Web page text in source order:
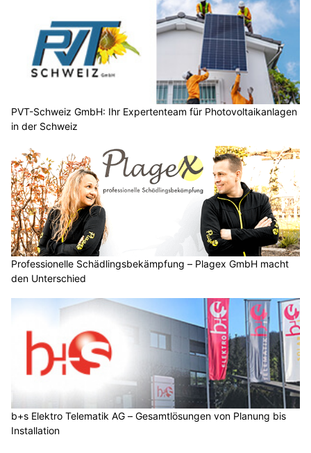
PVT-Schweiz GmbH: Ihr Expertenteam für Photovoltaikanlagen
in der Schweiz
Professionelle Schädlingsbekämpfung – Plagex GmbH macht
den Unterschied
b+s Elektro Telematik AG – Gesamtlösungen von Planung bis
Installation